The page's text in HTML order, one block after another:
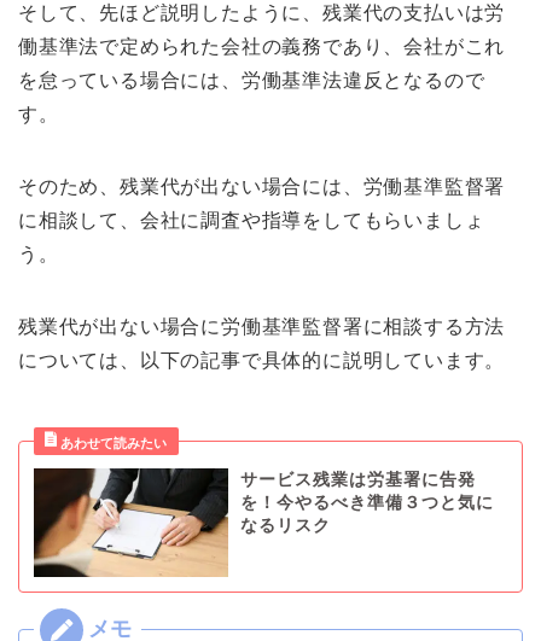
そして、先ほど説明したように、残業代の支払いは労
働基準法で定められた会社の義務であり、会社がこれ
を怠っている場合には、労働基準法違反となるので
す。
そのため、残業代が出ない場合には、労働基準監督署
に相談して、会社に調査や指導をしてもらいましょ
う。
残業代が出ない場合に労働基準監督署に相談する方法
については、以下の記事で具体的に説明しています。
サービス残業は労基署に告発
を！今やるべき準備３つと気に
なるリスク